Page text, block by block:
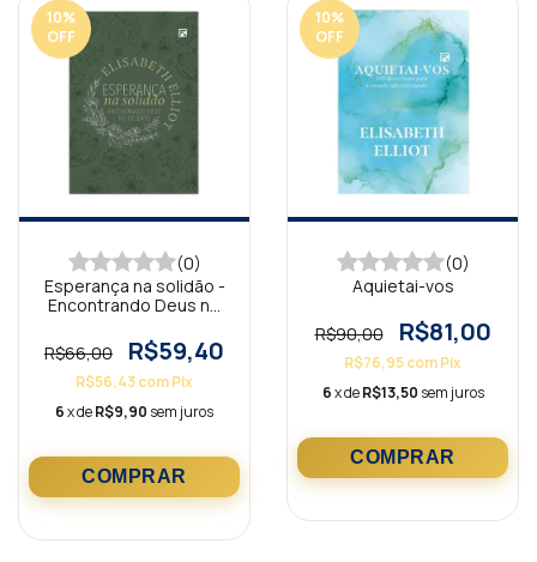
10%
OFF
(0)
Esperança na solidão -
Encontrando Deus no
R$66,00
R$59,40
R$56,43comPix
6x deR$9,90 sem juros
10%
OFF
(0)
Aquietai-vos
R$90,00 R$81,00
R$76,95comPix
6x deR$13,50 sem juros